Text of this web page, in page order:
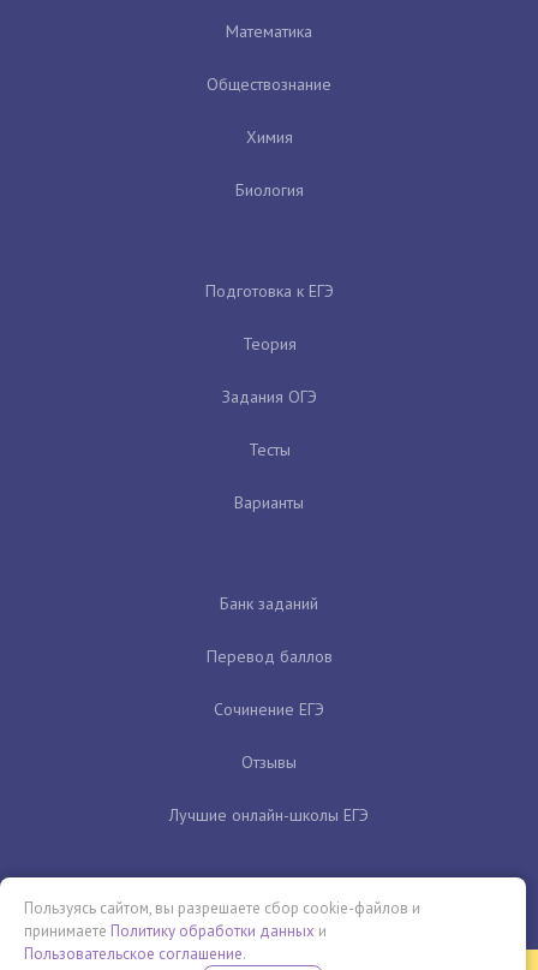
Математика
Обществознание
Химия
Биология
Подготовка к ЕГЭ
Теория
Задания ОГЭ
Тесты
Варианты
Банк заданий
Перевод баллов
Сочинение ЕГЭ
Отзывы
Лучшие онлайн-школы ЕГЭ
Пользуясь сайтом, вы разрешаете сбор cookie-файлов и
принимаете Политику обработки данных и
Пользовательское соглашение.